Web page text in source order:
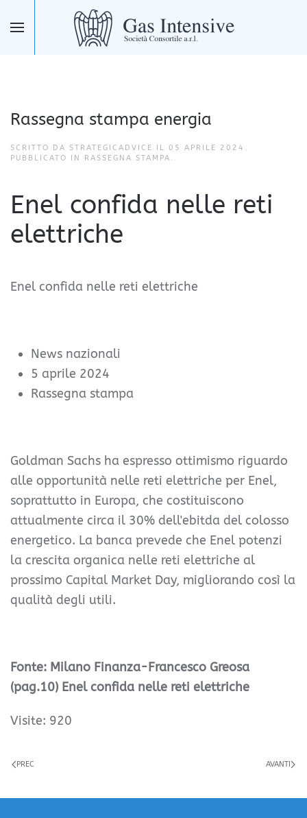
Skip to main content
Rassegna stampa energia
SCRITTO DA STRATEGICADVICE IL 05 APRILE 2024 .
PUBBLICATO IN RASSEGNA STAMPA .
Enel confida nelle reti
elettriche
Enel confida nelle reti elettriche
News nazionali
5 aprile 2024
Rassegna stampa
Goldman Sachs ha espresso ottimismo riguardo
alle opportunità nelle reti elettriche per Enel,
soprattutto in Europa, che costituiscono
attualmente circa il 30% dell'ebitda del colosso
energetico. La banca prevede che Enel potenzi
la crescita organica nelle reti elettriche al
prossimo Capital Market Day, migliorando così la
qualità degli utili.
Fonte: Milano Finanza-Francesco Greosa
(pag.10) Enel confida nelle reti elettriche
Visite: 920
PREC AVANTI